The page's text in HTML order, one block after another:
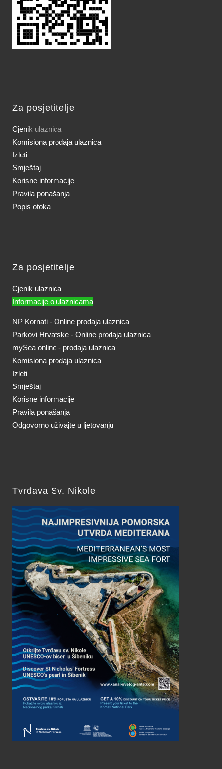
Za posjetitelje
Cjenik ulaznica
Komisiona prodaja ulaznica
Izleti
Smještaj
Korisne informacije
Pravila ponašanja
Popis otoka
Za posjetitelje
Cjenik ulaznica
Informacije o ulaznicama
NP Kornati - Online prodaja ulaznica
Parkovi Hrvatske - Online prodaja ulaznica
mySea online - prodaja ulaznica
Komisiona prodaja ulaznica
Izleti
Smještaj
Korisne informacije
Pravila ponašanja
Odgovorno uživajte u ljetovanju
Tvrđava Sv. Nikole